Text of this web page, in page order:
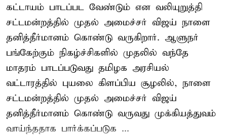
கட்டாயம் பாடப்பட வேண்டும் என வலியுறுத்தி
சட்டமன்றத்தில் முதல் அமைச்சர் விஜய் நாளை
தனித்தீர்மானம் கொண்டு வருகிறார். ஆளுநர்
பங்கேற்கும் நிகழ்ச்சிகளில் முதலில் வந்தே
மாதரம் பாடப்படுவது தமிழக அரசியல்
வட்டாரத்தில் புயலை கிளப்பிய சூழலில், நாளை
சட்டமன்றத்தில் முதல் அமைச்சர் விஜய்
தனித்தீர்மானம் கொண்டு வருவது முக்கியத்துவம்
வாய்ந்ததாக பார்க்கப்படுக ...